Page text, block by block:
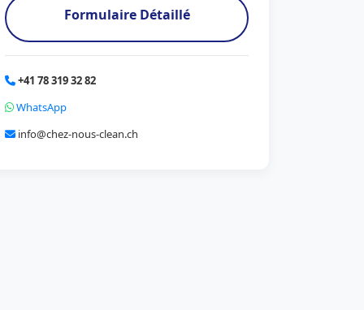
Formulaire Détaillé
+41 78 319 32 82
WhatsApp
info@chez-nous-clean.ch